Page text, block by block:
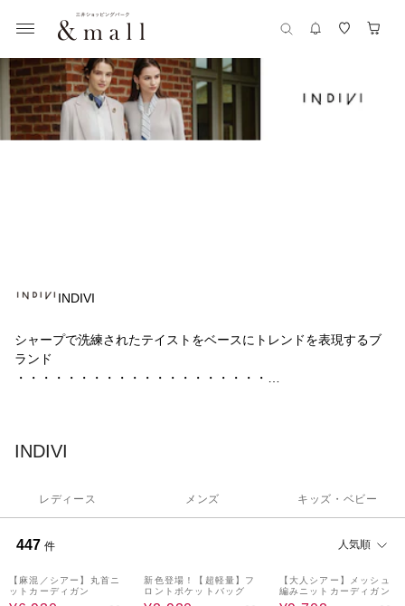
INDIVI
シャープで洗練されたテイストをベースにトレンドを表現するブ
ランド
・・・・・・・・・・・・・・・・・・・・
ます。
ざいます。その場合、 最長10日前後 で 手配の可否 について連絡
- タイミングにより在庫がない場合
ます。出荷の際にはメールでお知らせいたします。あらかじめご
INDIVI
レディース メンズ キッズ・ベビー
447 件 人気順
【麻混／シアー】丸首ニ
ットカーディガン
新色登場！【超軽量】フ
ロントポケットバッグ
【大人シアー】メッシュ
編みニットカーディガン